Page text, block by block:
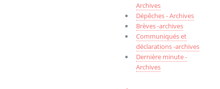
Archives
Dépêches - Archives
Brèves -archives
Communiqués et
déclarations -archives
Dernière minute -
Archives